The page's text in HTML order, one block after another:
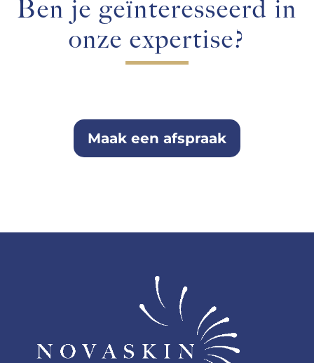
Ben je geïnteresseerd in
onze expertise?
Maak een afspraak